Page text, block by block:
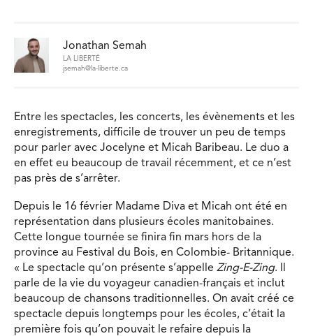
Jonathan Semah
LA LIBERTÉ
jsemah@la-liberte.ca
Entre les spectacles, les concerts, les évènements et les
enregistrements, difficile de trouver un peu de temps
pour parler avec Jocelyne et Micah Baribeau. Le duo a
en effet eu beaucoup de travail récemment, et ce n’est
pas près de s’arrêter.
Depuis le 16 février Madame Diva et Micah ont été en
représentation dans plusieurs écoles manitobaines.
Cette longue tournée se finira fin mars hors de la
province au Festival du Bois, en Colombie- Britannique.
« Le spectacle qu’on présente s’appelle Zing-E-Zing. Il
parle de la vie du voyageur canadien-français et inclut
beaucoup de chansons traditionnelles. On avait créé ce
spectacle depuis longtemps pour les écoles, c’était la
première fois qu’on pouvait le refaire depuis la